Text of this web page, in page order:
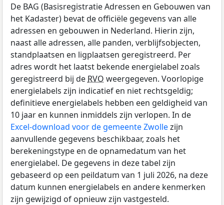
De BAG (Basisregistratie Adressen en Gebouwen van
het Kadaster) bevat de officiële gegevens van alle
adressen en gebouwen in Nederland. Hierin zijn,
naast alle adressen, alle panden, verblijfsobjecten,
standplaatsen en ligplaatsen geregistreerd. Per
adres wordt het laatst bekende energielabel zoals
geregistreerd bij de RVO weergegeven. Voorlopige
energielabels zijn indicatief en niet rechtsgeldig;
definitieve energielabels hebben een geldigheid van
10 jaar en kunnen inmiddels zijn verlopen. In de
Excel-download voor de gemeente Zwollezijn
aanvullende gegevens beschikbaar, zoals het
berekeningstype en de opnamedatum van het
energielabel. De gegevens in deze tabel zijn
gebaseerd op een peildatum van 1 juli 2026, na deze
datum kunnen energielabels en andere kenmerken
zijn gewijzigd of opnieuw zijn vastgesteld.